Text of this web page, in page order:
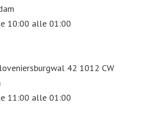
10:00 alle 01:00
42 1012 CW
11:00 alle 01:00